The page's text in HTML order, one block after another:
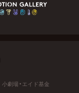
小劇場・エイド基金